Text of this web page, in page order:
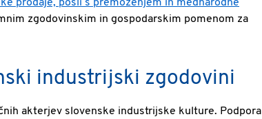
prodaje, posli s premoženjem in mednarodne
zgodovinskim in gospodarskim pomenom za
industrijski zgodovini
akterjev slovenske industrijske kulture. Podpora